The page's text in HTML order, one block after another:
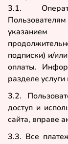
3.1.
подписки) и/
оплаты.
разделе услуги
3.2.
доступ и
сайта, вправе
3.3. Все